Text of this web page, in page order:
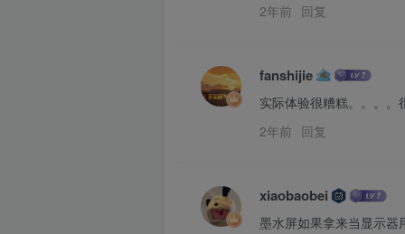
2年前 回复
fanshijie
实际体验很糟糕。。。
2年前 回复
xiaobaobei
墨水屏如果拿来当显示器